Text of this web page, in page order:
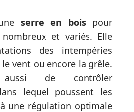
serre en bois pour
et variés. Elle
des intempéries
vent ou encore la grêle.
de contrôler
lequel poussent les
une régulation optimale